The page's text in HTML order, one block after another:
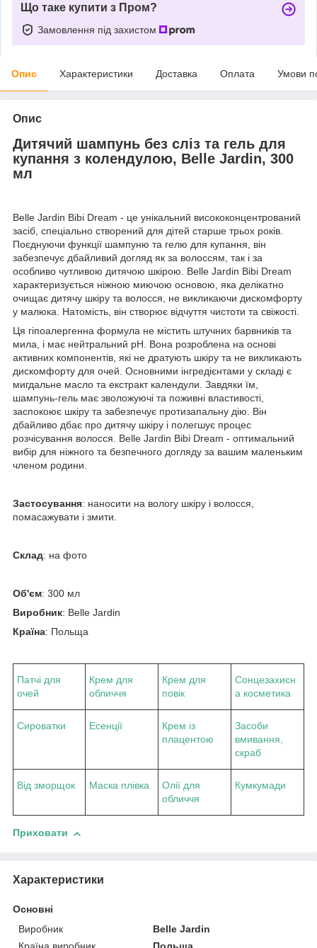
Що таке купити з Пром?
Замовлення під захистом
Опис Характеристики Доставка Оплата Умови
Опис
Дитячий шампунь без сліз та гель для
купання з колендулою, Belle Jardin, 300
мл
Belle Jardin Bibi Dream - це унікальний висококонцентрований
засіб, спеціально створений для дітей старше трьох років.
Поєднуючи функції шампуню та гелю для купання, він
забезпечує дбайливий догляд як за волоссям, так і за
особливо чутливою дитячою шкірою. Belle Jardin Bibi Dream
характеризується ніжною миючою основою, яка делікатно
очищає дитячу шкіру та волосся, не викликаючи дискомфорту
у малюка. Натомість, він створює відчуття чистоти та свіжості.
Ця гіпоалергенна формула не містить штучних барвників та
мила, і має нейтральний pH. Вона розроблена на основі
активних компонентів, які не дратують шкіру та не викликають
дискомфорту для очей. Основними інгредієнтами у складі є
мигдальне масло та екстракт календули. Завдяки їм,
шампунь-гель має зволожуючі та поживні властивості,
заспокоює шкіру та забезпечує протизапальну дію. Він
дбайливо дбає про дитячу шкіру і полегшує процес
розчісування волосся. Belle Jardin Bibi Dream - оптимальний
вибір для ніжного та безпечного догляду за вашим маленьким
членом родини.
Застосування: наносити на вологу шкіру і волосся,
помасажувати і змити.
Склад: на фото
Об'єм: 300 мл
Виробник: Belle Jardin
Країна: Польща
Патчі для
очей
Крем для
обличчя
Крем для
повік
Сонцезахисн
а косметика
Сироватки Есенції
Крем із
плацентою
Засоби
вмивання,
скраб
Від зморщок Маска плівка
Олії для
обличчя
Кумкумади
Приховати
Характеристики
Основні
Виробник
Belle Jardin
Країна виробник
Польща